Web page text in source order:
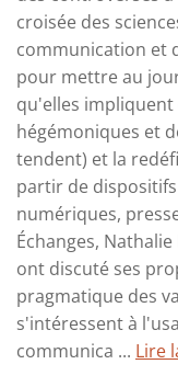
croisée des
communication et
pour mettre au
qu'elles impliquent
hégémoniques et
tendent) et la
partir de
numériques,
Échanges,
ont discuté ses
pragmatique des
s'intéressent à
communica ... Lire